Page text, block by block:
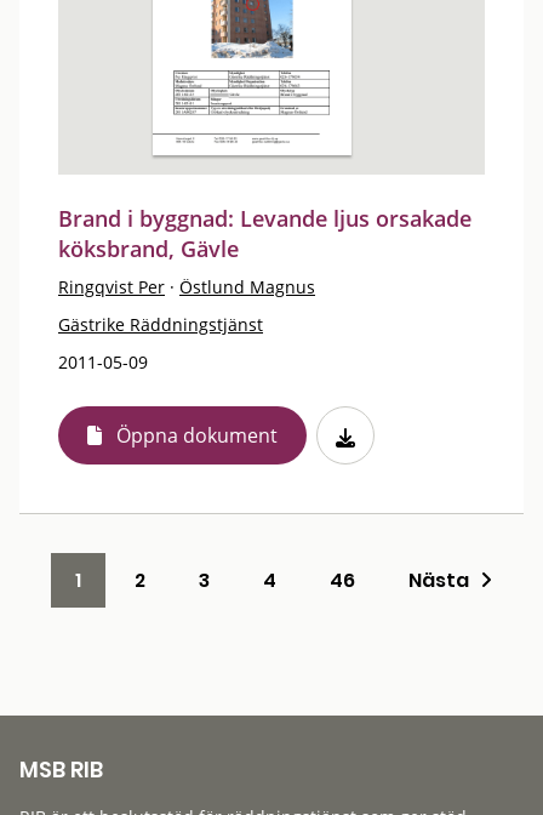
Brand i byggnad: Levande ljus orsakade
köksbrand, Gävle
Ringqvist Per · Östlund Magnus
Gästrike Räddningstjänst
2011-05-09
Öppna dokument
1 2 3 4 46 Nästa
MSB RIB